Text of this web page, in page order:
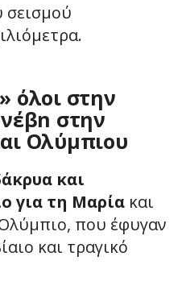
σεισμού
όλοι στην
στην
Ολύμπιου
και
για τη Μαρία και
που έφυγαν
και τραγικό